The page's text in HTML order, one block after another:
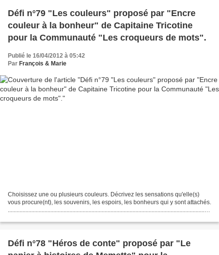
Défi n°79 "Les couleurs" proposé par "Encre
couleur à la bonheur" de Capitaine Tricotine
pour la Communauté "Les croqueurs de mots".
Publié le 16/04/2012 à 05:42
Par François & Marie
Choisissez une ou plusieurs couleurs. Décrivez les sensations qu'elle(s)
vous procure(nt), les souvenirs, les espoirs, les bonheurs qui y sont attachés.
Défi n°78 "Héros de conte" proposé par "Le